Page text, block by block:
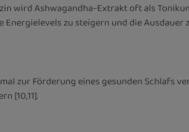
wird Ashwagandha-Extrakt oft als
zu steigern und die
zur Förderung eines gesunden Schlafs
[10,11].